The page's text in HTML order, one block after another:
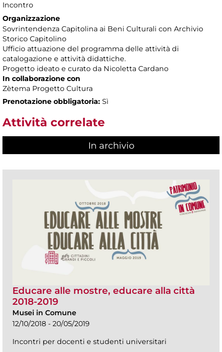
Incontro
Organizzazione
Sovrintendenza Capitolina ai Beni Culturali con Archivio
Storico Capitolino
Ufficio attuazione del programma delle attività di
catalogazione e attività didattiche.
Progetto ideato e curato da Nicoletta Cardano
In collaborazione con
Zètema Progetto Cultura
Prenotazione obbligatoria: Sì
Attività correlate
In archivio
Educare alle mostre, educare alla città
2018-2019
Musei in Comune
12/10/2018 - 20/05/2019
Incontri per docenti e studenti universitari